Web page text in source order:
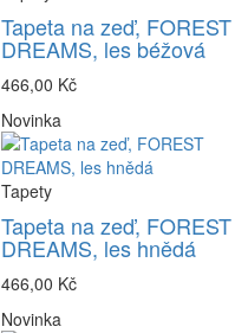
Tapeta na zeď, FOREST
DREAMS, les béžová
466,00 Kč
Novinka
Tapety
Tapeta na zeď, FOREST
DREAMS, les hnědá
466,00 Kč
Novinka